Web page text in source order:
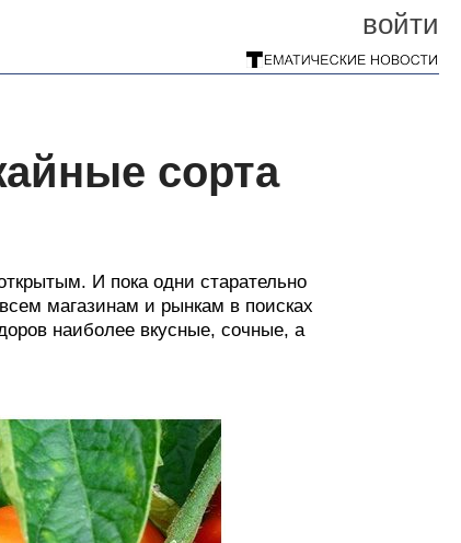
войти
сорта
И пока одни старательно
магазинам и рынкам в поисках
наиболее вкусные, сочные, а